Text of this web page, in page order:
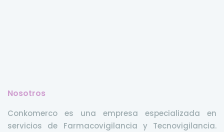
Nosotros
Conkomerco es una empresa especializada en
servicios de Farmacovigilancia y Tecnovigilancia.